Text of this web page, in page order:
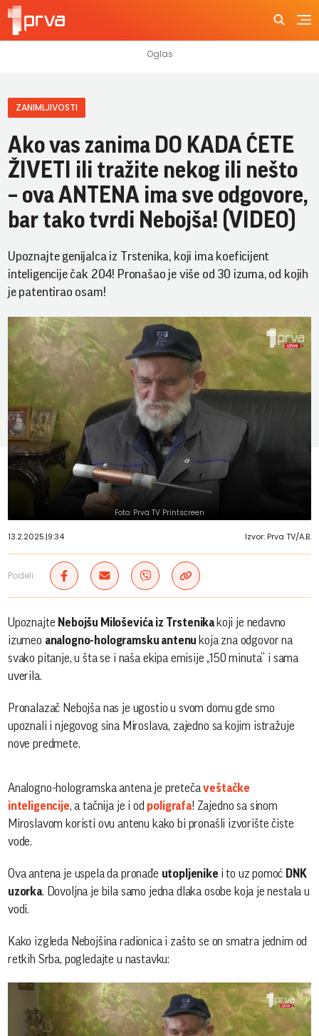
ZANIMLJIVOSTI
Ako vas zanima DO KADA ĆETE
ŽIVETI ili tražite nekog ili nešto
– ova ANTENA ima sve odgovore,
bar tako tvrdi Nebojša! (VIDEO)
Upoznajte genijalca iz Trstenika, koji ima koeficijent
inteligencije čak 204! Pronašao je više od 30 izuma, od kojih
je patentirao osam!
Foto: Prva TV Printscreen
13.2.2025.|9:34 Izvor: Prva TV/A.B.
Podeli:
Upoznajte Nebojšu Miloševića iz Trstenika koji je nedavno
izumeo analogno-hologramsku antenu koja zna odgovor na
svako pitanje, u šta se i naša ekipa emisije „150 minuta“ i sama
uverila.
Pronalazač Nebojša nas je ugostio u svom domu gde smo
upoznali i njegovog sina Miroslava, zajedno sa kojim istražuje
nove predmete.
Analogno-hologramska antena je pretečaveštačke
inteligencije, a tačnija je i od poligrafa! Zajedno sa sinom
Miroslavom koristi ovu antenu kako bi pronašli izvorište čiste
vode.
Ova antena je uspela da pronađe utopljenike i to uz pomoć DNK
uzorka. Dovoljna je bila samo jedna dlaka osobe koja je nestala u
vodi.
Kako izgleda Nebojšina radionica i zašto se on smatra jednim od
retkih Srba, pogledajte u nastavku: